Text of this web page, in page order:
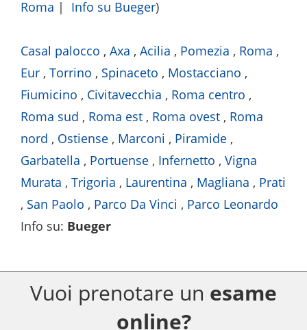
Roma | Info su Bueger)
Casal palocco , Axa , Acilia , Pomezia , Roma ,
Eur , Torrino , Spinaceto , Mostacciano ,
Fiumicino , Civitavecchia , Roma centro ,
Roma sud , Roma est , Roma ovest , Roma
nord , Ostiense , Marconi , Piramide ,
Garbatella , Portuense , Infernetto , Vigna
Murata , Trigoria , Laurentina , Magliana , Prati
, San Paolo , Parco Da Vinci , Parco Leonardo
Info su: Bueger
Vuoi prenotare un esame
online?